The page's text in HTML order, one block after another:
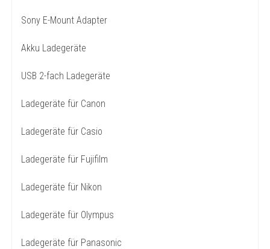
Sony E-Mount Adapter
Akku Ladegeräte
USB 2-fach Ladegeräte
Ladegeräte für Canon
Ladegeräte für Casio
Ladegeräte für Fujifilm
Ladegeräte für Nikon
Ladegeräte für Olympus
Ladegeräte für Panasonic